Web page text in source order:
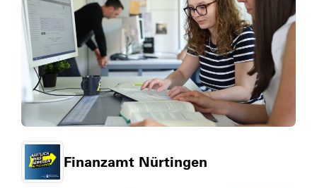
Finanzamt Nürtingen